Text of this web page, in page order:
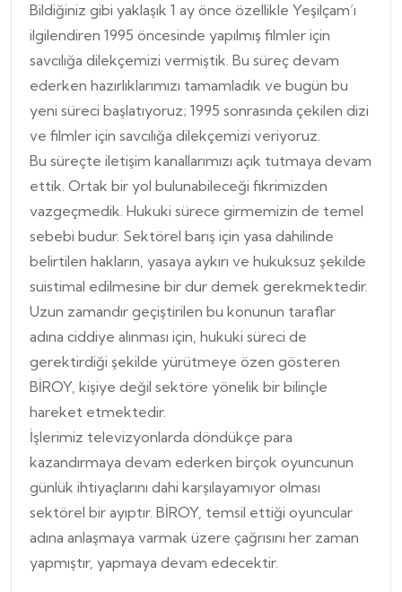
Bildiğiniz gibi yaklaşık 1 ay önce özellikle Yeşilçam’ı
ilgilendiren 1995 öncesinde yapılmış filmler için
savcılığa dilekçemizi vermiştik. Bu süreç devam
ederken hazırlıklarımızı tamamladık ve bugün bu
yeni süreci başlatıyoruz; 1995 sonrasında çekilen dizi
ve filmler için savcılığa dilekçemizi veriyoruz.
Bu süreçte iletişim kanallarımızı açık tutmaya devam
ettik. Ortak bir yol bulunabileceği fikrimizden
vazgeçmedik. Hukuki sürece girmemizin de temel
sebebi budur. Sektörel barış için yasa dahilinde
belirtilen hakların, yasaya aykırı ve hukuksuz şekilde
suistimal edilmesine bir dur demek gerekmektedir.
Uzun zamandır geçiştirilen bu konunun taraflar
adına ciddiye alınması için, hukuki süreci de
gerektirdiği şekilde yürütmeye özen gösteren
BİROY, kişiye değil sektöre yönelik bir bilinçle
hareket etmektedir.
İşlerimiz televizyonlarda döndükçe para
kazandırmaya devam ederken birçok oyuncunun
günlük ihtiyaçlarını dahi karşılayamıyor olması
sektörel bir ayıptır. BİROY, temsil ettiği oyuncular
adına anlaşmaya varmak üzere çağrısını her zaman
yapmıştır, yapmaya devam edecektir.